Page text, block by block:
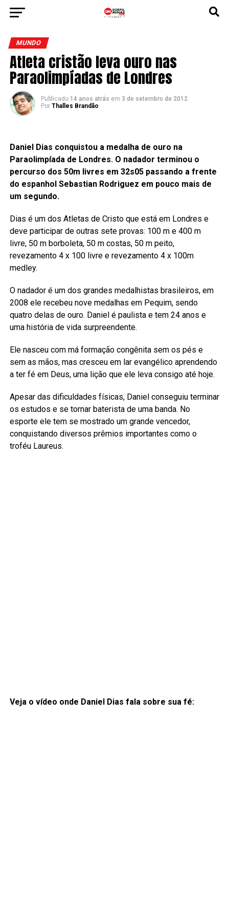
MUNDO
Atleta cristão leva ouro nas
Paraolimpíadas de Londres
Publicado 14 anos atrás em 3 de setembro de 2012
Por Thalles Brandão
Daniel Dias conquistou a medalha de ouro na
Paraolimpíada de Londres. O nadador terminou o
percurso dos 50m livres em 32s05 passando a frente
do espanhol Sebastian Rodriguez em pouco mais de
um segundo.
Dias é um dos Atletas de Cristo que está em Londres e
deve participar de outras sete provas: 100 m e 400 m
livre, 50 m borboleta, 50 m costas, 50 m peito,
revezamento 4 x 100 livre e revezamento 4 x 100m
medley.
O nadador é um dos grandes medalhistas brasileiros, em
2008 ele recebeu nove medalhas em Pequim, sendo
quatro delas de ouro. Daniel é paulista e tem 24 anos e
uma história de vida surpreendente.
Ele nasceu com má formação congênita sem os pés e
sem as mãos, mas cresceu em lar evangélico aprendendo
a ter fé em Deus, uma lição que ele leva consigo até hoje.
Apesar das dificuldades físicas, Daniel conseguiu terminar
os estudos e se tornar baterista de uma banda. No
esporte ele tem se mostrado um grande vencedor,
conquistando diversos prêmios importantes como o
troféu Laureus.
Veja o vídeo onde Daniel Dias fala sobre sua fé: